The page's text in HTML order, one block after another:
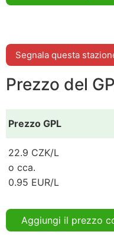
Segnala questa
Prezzo del
Prezzo GPL
22.9 CZK/L
o cca.
0.95 EUR/L
Aggiungi il prezzo